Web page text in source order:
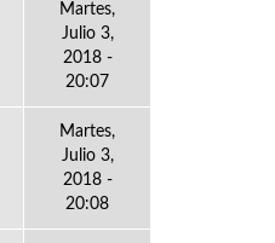
Martes,
Julio 3,
2018 -
20:07
Martes,
Julio 3,
2018 -
20:08